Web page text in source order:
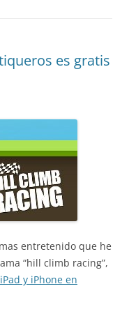
es gratis
entretenido que he
“hill climb racing”,
y iPhone en